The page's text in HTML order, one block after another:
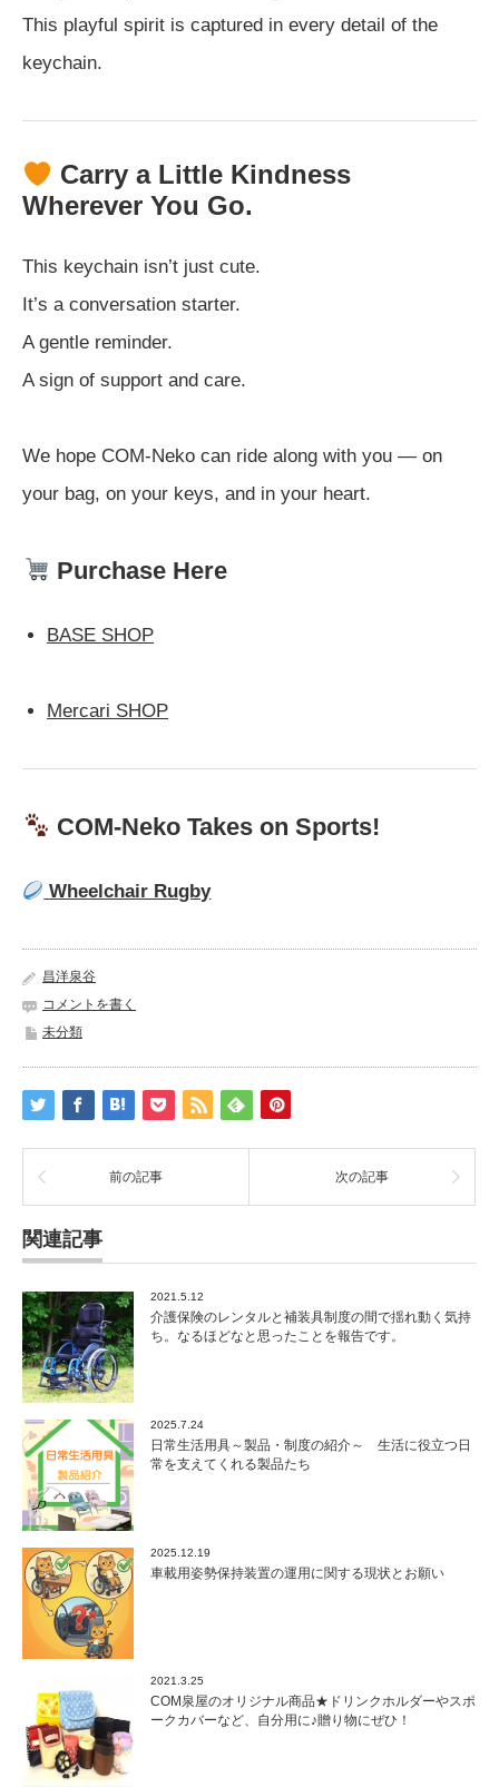
This playful spirit is captured in every detail of the
keychain.
Carry a Little Kindness
Wherever You Go.
This keychain isn’t just cute.
It’s a conversation starter.
A gentle reminder.
A sign of support and care.
We hope COM-Neko can ride along with you — on
your bag, on your keys, and in your heart.
Purchase Here
BASE SHOP
Mercari SHOP
COM-Neko Takes on Sports!
Wheelchair Rugby
昌洋泉谷
コメントを書く
未分類
前の記事 次の記事
関連記事
2021.5.12
介護保険のレンタルと補装具制度の間で揺れ動く気持
ち。なるほどなと思ったことを報告です。
2025.7.24
日常生活用具～製品・制度の紹介～ 生活に役立つ日
常を支えてくれる製品たち
2025.12.19
車載用姿勢保持装置の運用に関する現状とお願い
2021.3.25
COM泉屋のオリジナル商品★ドリンクホルダーやスポ
ークカバーなど、自分用に♪贈り物にぜひ！